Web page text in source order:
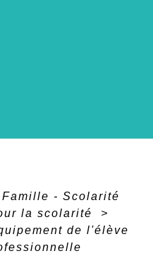
Famille - Scolarité
la scolarité
>
de l'élève